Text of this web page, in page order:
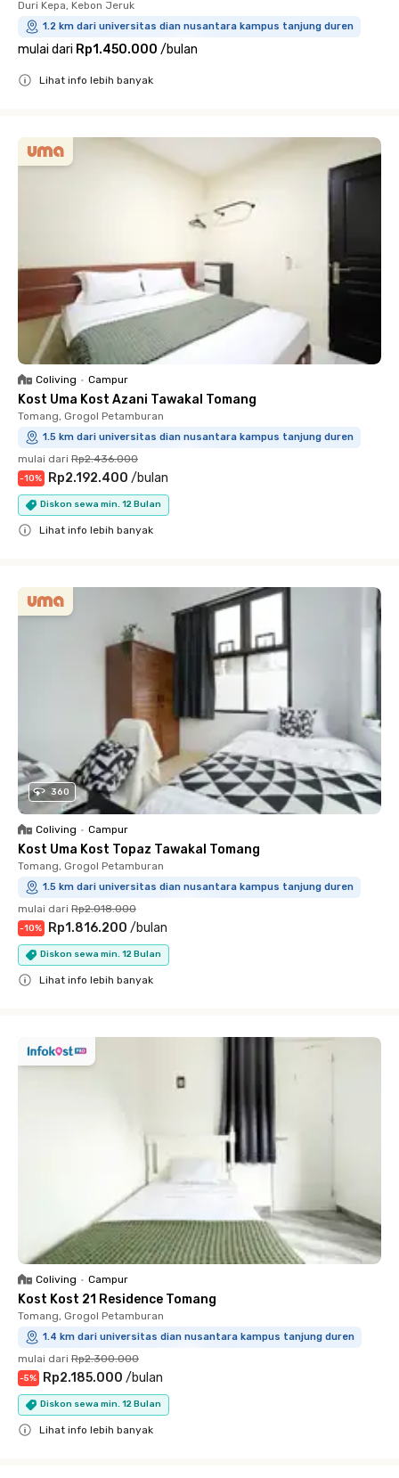
Duri Kepa, Kebon Jeruk
1.2 km dari universitas dian nusantara kampus tanjung duren
mulai dari Rp1.450.000 /bulan
Lihat info lebih banyak
Coliving • Campur
Kost Uma Kost Azani Tawakal Tomang
Tomang, Grogol Petamburan
1.5 km dari universitas dian nusantara kampus tanjung duren
mulai dari Rp2.436.000
-10% Rp2.192.400 /bulan
Diskon sewa min. 12 Bulan
Lihat info lebih banyak
360
Coliving • Campur
Kost Uma Kost Topaz Tawakal Tomang
Tomang, Grogol Petamburan
1.5 km dari universitas dian nusantara kampus tanjung duren
mulai dari Rp2.018.000
-10% Rp1.816.200 /bulan
Diskon sewa min. 12 Bulan
Lihat info lebih banyak
Coliving • Campur
Kost Kost 21 Residence Tomang
Tomang, Grogol Petamburan
1.4 km dari universitas dian nusantara kampus tanjung duren
mulai dari Rp2.300.000
-5% Rp2.185.000 /bulan
Diskon sewa min. 12 Bulan
Lihat info lebih banyak